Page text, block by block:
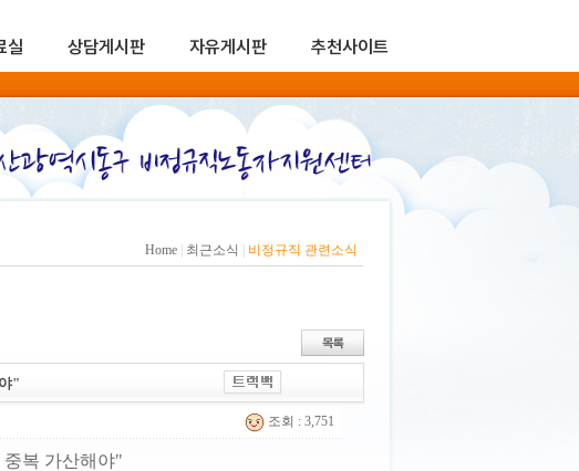
실 상담게시판 자유게시판 추천사이트
Home 최근소식 비정규직 관련소식
"
조회 : 3,751
복 가산해야"